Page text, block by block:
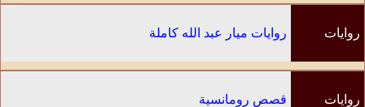
روايات روايات ميار عبد الله كاملة
روايات قصص رومانسية